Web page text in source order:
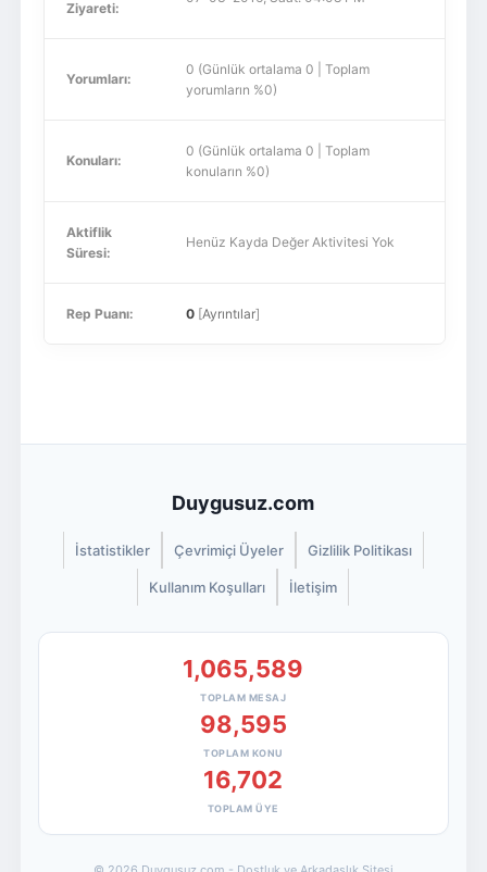
Ziyareti:
Yorumları:
0 (Günlük ortalama 0 | Toplam
yorumların %0)
Konuları:
0 (Günlük ortalama 0 | Toplam
konuların %0)
Aktiflik
Süresi:
Henüz Kayda Değer Aktivitesi Yok
Rep Puanı: 0[Ayrıntılar]
Duygusuz.com
İstatistikler Çevrimiçi Üyeler Gizlilik Politikası
Kullanım Koşulları İletişim
1,065,589
TOPLAM MESAJ
98,595
TOPLAM KONU
16,702
TOPLAM ÜYE